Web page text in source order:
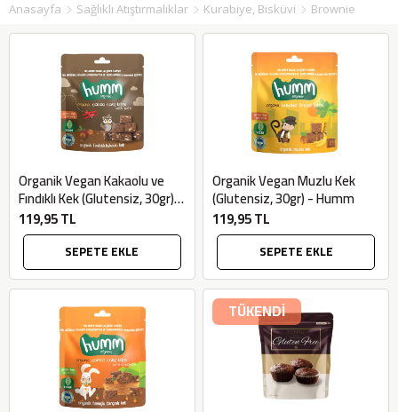
Anasayfa Sağlıklı Atıştırmalıklar Kurabiye, Bisküvi Brownie
Organik Vegan Kakaolu ve
Fındıklı Kek (Glutensiz, 30gr) -
Humm
119,95 TL
SEPETE EKLE
Organik Vegan Muzlu Kek
(Glutensiz, 30gr) - Humm
119,95 TL
SEPETE EKLE
TÜKENDİ